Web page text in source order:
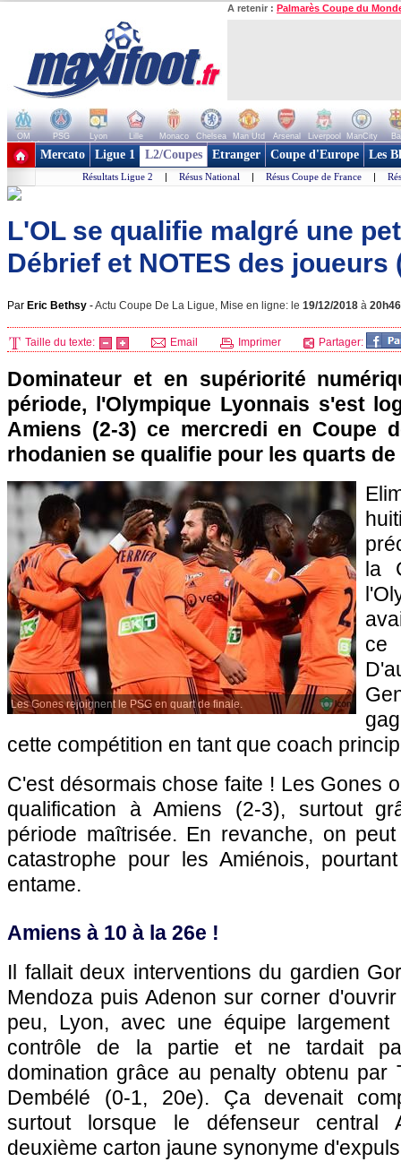
A retenir : Palmarès Coupe du
OM PSG Lyon Lille Monaco Chelsea Man Utd Arsenal Liverpool ManCity
+ de clubs
Mercato Ligue 1 L2/Coupes Etranger Coupe d'Europe Les
Résultats Ligue 2 | Résus National | Résus Coupe de France |
L'OL se qualifie malgré une
Débrief et NOTES des joueurs
Par Eric Bethsy -Actu Coupe De La Ligue, Mise en ligne: le 19/12/2018 à 20h46
Taille du texte: Email Imprimer Partager:
Dominateur et en supériorité
période, l'Olympique Lyonnais s'est
Amiens (2-3) ce mercredi en Coupe
rhodanien se qualifie pour les quarts de
Les Gones rejoignent le PSG en quart de finale.
la
ce
cette compétition en tant que coach
C'est désormais chose faite ! Les Gones
qualification à Amiens (2-3), surtout
période maîtrisée. En revanche, on
catastrophe pour les Amiénois,
entame.
Amiens à 10 à la 26e !
Il fallait deux interventions du gardien
Mendoza puis Adenon sur corner
peu, Lyon, avec une équipe largement
contrôle de la partie et ne tardait
domination grâce au penalty obtenu par
Dembélé (0-1, 20e). Ça devenait
surtout lorsque le défenseur central
deuxième carton jaune synonyme